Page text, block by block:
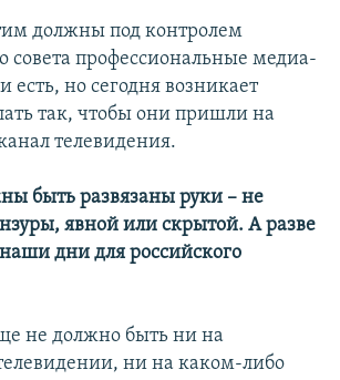
должны под контролем
совета профессиональные медиа-
но сегодня возникает
так, чтобы они пришли на
телевидения.
быть развязаны руки – не
явной или скрытой. А разве
дни для российского
не должно быть ни на
ни на каком-либо